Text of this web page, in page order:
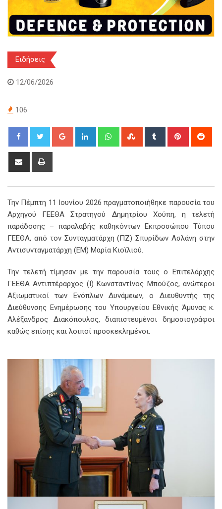
Ειδήσεις
12/06/2026
106
Google+ LinkedIn WhatsappStumbleUpon
Tumblr Pinterest
Share
Την Πέμπτη 11 Ιουνίου 2026 πραγματοποιήθηκε παρουσία του
Αρχηγού ΓΕΕΘΑ Στρατηγού Δημητρίου Χούπη, η τελετή
παράδοσης – παραλαβής καθηκόντων Εκπροσώπου Τύπου
ΓΕΕΘΑ, από τον Συνταγματάρχη (ΠΖ) Σπυρίδων Ασλάνη στην
Αντισυνταγματάρχη (ΕΜ) Μαρία Κιοϊλιού.
Την τελετή τίμησαν με την παρουσία τους ο Επιτελάρχης
ΓΕΕΘΑ Αντιπτέραρχος (Ι) Κωνσταντίνος Μπούζος, ανώτεροι
Αξιωματικοί των Ενόπλων Δυνάμεων, ο Διευθυντής της
Διεύθυνσης Ενημέρωσης του Υπουργείου Εθνικής Άμυνας κ.
Αλέξανδρος Διακόπουλος, διαπιστευμένοι δημοσιογράφοι
καθώς επίσης και λοιποί προσκεκλημένοι.